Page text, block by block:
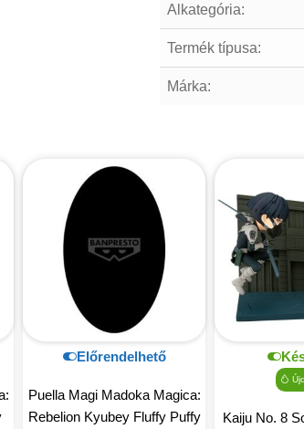
Alkategória:
Termék típusa:
Márka:
Előrendelhető
Puella Magi Madoka Magica:
Rebelion Kyubey Fluffy Puffy
Kaiju No. 8